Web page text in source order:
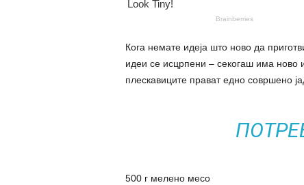
Кога немате идеја што ново да
идеи се исцрпени – секогаш има ново
плескавиците прават едно совршено
500 г мелено месо